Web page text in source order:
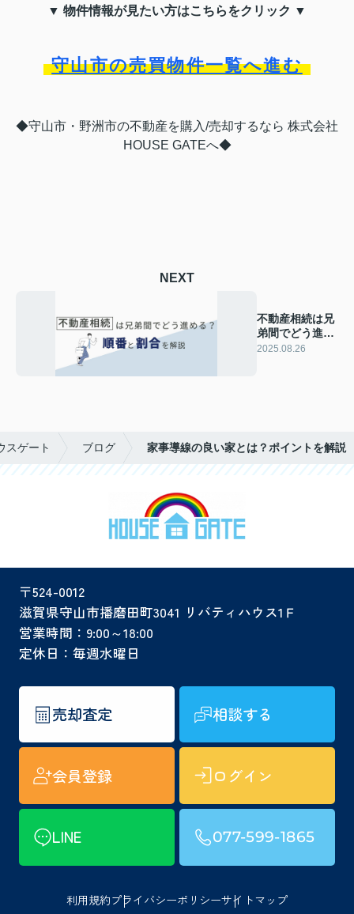
▼ 物件情報が見たい方はこちらをクリック ▼
守山市の売買物件一覧へ進む
◆守山市・野洲市の不動産を購入/売却するなら 株式会社
HOUSE GATEへ◆
NEXT
不動産相続は兄
弟間でどう進め
る？順番と割合
2025.08.26
スゲート ブログ 家事導線の良い家とは？ポイントを解説
〒524-0012
滋賀県守山市播磨田町3041 リバティハウス1Ｆ
営業時間：9:00～18:00
定休日：毎週水曜日
売却査定 相談する
会員登録 ログイン
LINE 077-599-1865
利用規約プライバシーポリシーサイトマップ